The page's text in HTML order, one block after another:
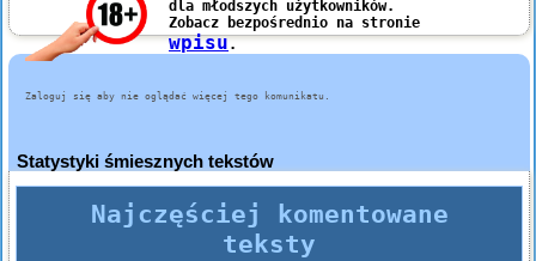
Statystyki śmiesznych tekstów
Najczęściej komentowane
teksty